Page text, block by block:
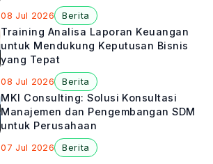
08 Jul 2026 Berita
Training Analisa Laporan Keuangan
untuk Mendukung Keputusan Bisnis
yang Tepat
08 Jul 2026 Berita
MKI Consulting: Solusi Konsultasi
Manajemen dan Pengembangan SDM
untuk Perusahaan
07 Jul 2026 Berita